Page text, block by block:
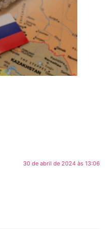
30 de abril de 2024 às 13:06